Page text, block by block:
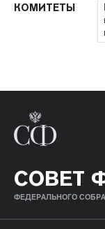
КОМИТЕТЫ
СОВЕТ
ФЕДЕРАЛЬНОГО